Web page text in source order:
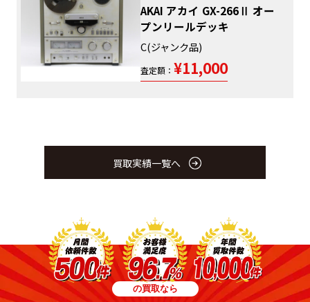
AKAI アカイ GX-266Ⅱ オー
プンリールデッキ
C(ジャンク品)
査定額： ¥11,000
買取実績一覧へ
の買取なら